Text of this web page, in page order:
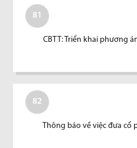
81
CBTT: Triển khai phương
82
Thông báo về việc đưa cổ